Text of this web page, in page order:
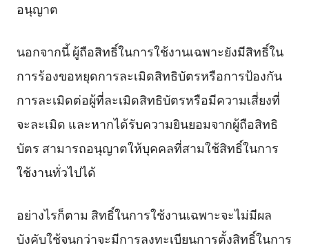
อนุญาต
นอกจากนี้ ผู้ถือสิทธิ์ในการใช้งานเฉพาะยังมีสิทธิ์ใน
การร้องขอหยุดการละเมิดสิทธิบัตรหรือการป้องกัน
การละเมิดต่อผู้ที่ละเมิดสิทธิบัตรหรือมีความเสี่ยงที่
จะละเมิด และหากได้รับความยินยอมจากผู้ถือสิทธิ
บัตร สามารถอนุญาตให้บุคคลที่สามใช้สิทธิ์ในการ
ใช้งานทั่วไปได้
อย่างไรก็ตาม สิทธิ์ในการใช้งานเฉพาะจะไม่มีผล
บังคับใช้จนกว่าจะมีการลงทะเบียนการตั้งสิทธิ์ในการ